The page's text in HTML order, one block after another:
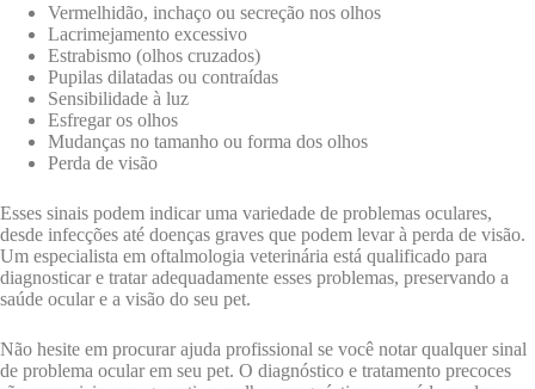
Vermelhidão, inchaço ou secreção nos olhos
Lacrimejamento excessivo
Estrabismo (olhos cruzados)
Pupilas dilatadas ou contraídas
Sensibilidade à luz
Esfregar os olhos
Mudanças no tamanho ou forma dos olhos
Perda de visão
Esses sinais podem indicar uma variedade de problemas oculares,
desde infecções até doenças graves que podem levar à perda de visão.
Um especialista em oftalmologia veterinária está qualificado para
diagnosticar e tratar adequadamente esses problemas, preservando a
saúde ocular e a visão do seu pet.
Não hesite em procurar ajuda profissional se você notar qualquer sinal
de problema ocular em seu pet. O diagnóstico e tratamento precoces